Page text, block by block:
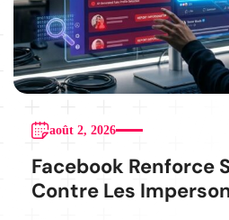
août 2, 2026
Facebook Renforce
Contre Les